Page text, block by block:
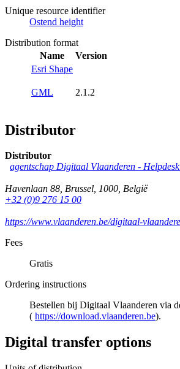
Unique resource identifier
Ostend height
Distribution format
Name
Version
Esri Shape
GML 2.1.2
Distributor
Distributor
agentschap Digitaal Vlaanderen -
Havenlaan 88, Brussel, 1000, België
+32 (0)9 276 15 00
https://www.vlaanderen.be/digitaal-
Fees
Gratis
Ordering instructions
Bestellen bij Digitaal Vlaanderen via
( https://download.vlaanderen.be).
Digital transfer options